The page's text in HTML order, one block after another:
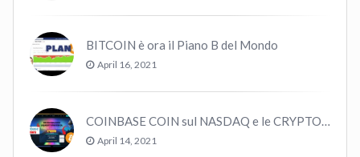
BITCOIN è ora il Piano B del Mondo
April 16, 2021
April 14, 2021